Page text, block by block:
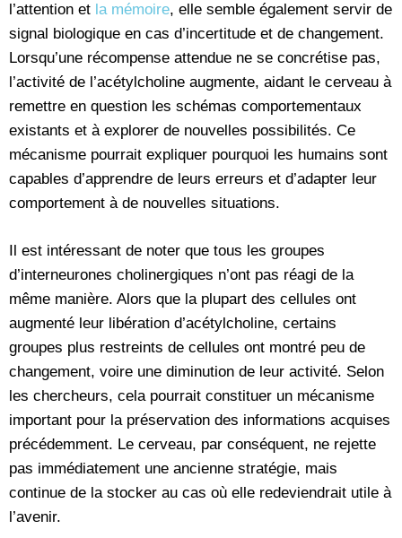
l’attention et la mémoire, elle semble également servir de
signal biologique en cas d’incertitude et de changement.
Lorsqu’une récompense attendue ne se concrétise pas,
l’activité de l’acétylcholine augmente, aidant le cerveau à
remettre en question les schémas comportementaux
existants et à explorer de nouvelles possibilités. Ce
mécanisme pourrait expliquer pourquoi les humains sont
capables d’apprendre de leurs erreurs et d’adapter leur
comportement à de nouvelles situations.
Il est intéressant de noter que tous les groupes
d’interneurones cholinergiques n’ont pas réagi de la
même manière. Alors que la plupart des cellules ont
augmenté leur libération d’acétylcholine, certains
groupes plus restreints de cellules ont montré peu de
changement, voire une diminution de leur activité. Selon
les chercheurs, cela pourrait constituer un mécanisme
important pour la préservation des informations acquises
précédemment. Le cerveau, par conséquent, ne rejette
pas immédiatement une ancienne stratégie, mais
continue de la stocker au cas où elle redeviendrait utile à
l’avenir.